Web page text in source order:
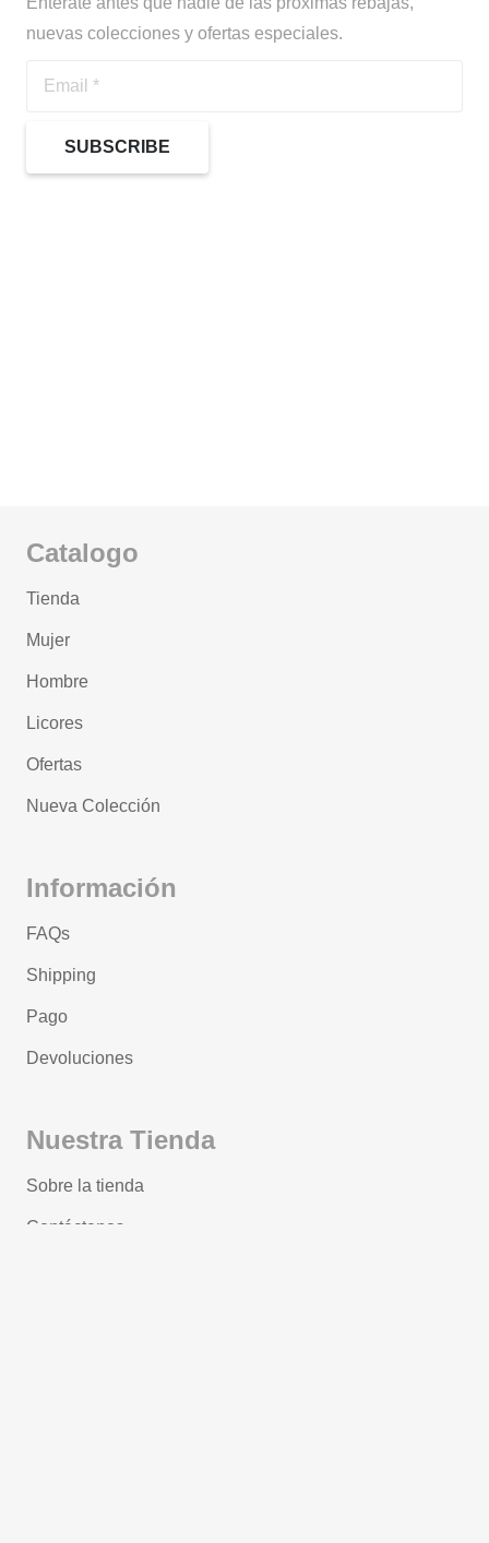
nuevas colecciones y ofertas especiales.
SUBSCRIBE
Catalogo
Tienda
Mujer
Hombre
Licores
Ofertas
Nueva Colección
Información
FAQs
Shipping
Pago
Devoluciones
Nuestra Tienda
Sobre la tienda
Contáctenos